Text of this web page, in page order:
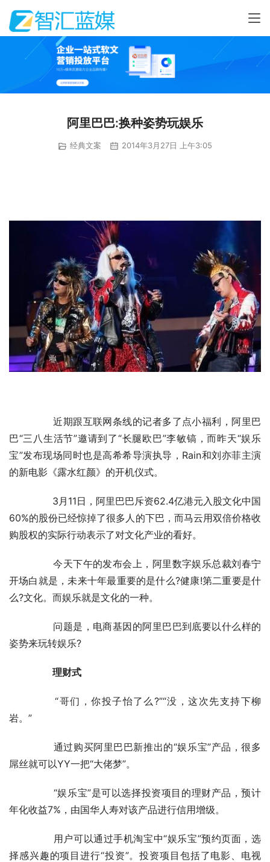
阿里巴巴:换种姿势玩娱乐
经典文案 2014年3月27日 上午3:05
巴“三八生活节”邀请到了“长腿欧巴”李敏镐，而昨天“娱乐
宝”发布现场同时也是高希希导演执导，Rain和刘亦菲主演
的新电影《露水红颜》的开机仪式。
60%的股份已经惊掉了很多人的下巴，而马云用双倍价格收
购股权的实际行动表示了对文化产业的看好。
开场白就是，未来十年最重要的是什么?健康!第二重要是什
么?文化。而娱乐就是文化的一种。
姿势来玩转娱乐?
理财式
岩。”
屌丝就可以YY一把“大佬梦”。
年化收益7%，由国华人寿对该产品进行信用增级。
择感兴趣的项目进行“投资”。投资项目包括了电影、电视